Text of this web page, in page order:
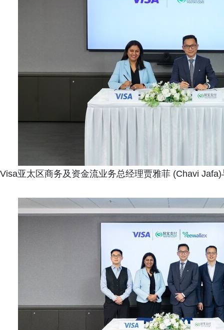
Visa亚太区商务及资金流业务总经理贾雅菲 (Chavi